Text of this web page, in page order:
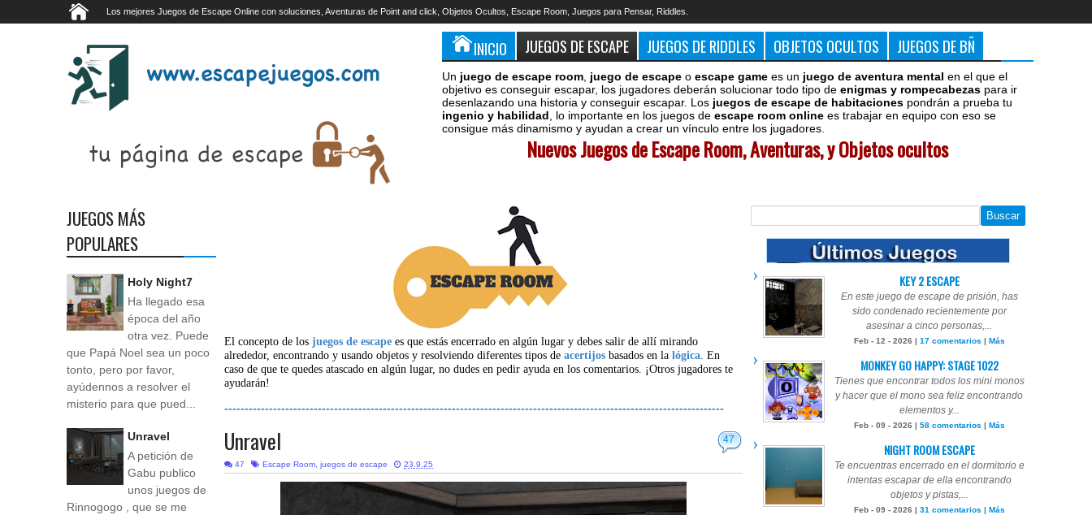
Los mejores Juegos de Escape Online con soluciones, Aventuras de Point and click, Objetos Ocultos, Escape Room, Juegos para Pensar, Riddles.
INICIO JUEGOS DE ESCAPE JUEGOS DE RIDDLES OBJETOS OCULTOS JUEGOS DE BÑ
Un juego de escape room juego de escape o escape game es un juego de aventura mental en el que el
objetivo es conseguir escapar, los jugadores deberán solucionar todo tipo de enigmas y rompecabezas para ir
desenlazando una historia y conseguir escapar. Los juegos de escape de habitaciones pondrán a prueba tu
ingenio y habilidad , lo importante en los juegos de escape room online es trabajar en equipo con eso se
consigue más dinamismo y ayudan a crear un vínculo entre los jugadores.
Nuevos Juegos de Escape Room, Aventuras, y Objetos ocultos
El concepto de losjuegos de escape es que estás encerrado en algún lugar y debes salir de allí mirando
alrededor, encontrando y usando objetos y resolviendo diferentes tipos deacertijos basados en lalógica. En
caso de que te quedes atascado en algún lugar, no dudes en pedir ayuda en los comentarios. ¡Otros jugadores te
ayudarán!
---------------------------------------------------------------------------------------------------------------------------
47
Unravel
47 Escape Room juegos de escape 23.9.25
JUEGOS MÁS
POPULARES
Holy Night7
Ha llegado esa
época del año
otra vez. Puede
que Papá Noel sea un poco
tonto, pero por favor,
ayúdennos a resolver el
misterio para que pued...
Unravel
A petición de
Gabu publico
unos juegos de
Rinnogogo , que se me
KEY 2 ESCAPE
En este juego de escape de prisión, has
sido condenado recientemente por
asesinar a cinco personas,...
Feb - 12 - 2026 | 17 comentarios | Más
MONKEY GO HAPPY: STAGE 1022
Tienes que encontrar todos los mini monos
y hacer que el mono sea feliz encontrando
elementos y...
Feb - 09 - 2026 | 58 comentarios | Más
NIGHT ROOM ESCAPE
Te encuentras encerrado en el dormitorio e
intentas escapar de ella encontrando
objetos y pistas,...
Feb - 09 - 2026 | 31 comentarios | Más